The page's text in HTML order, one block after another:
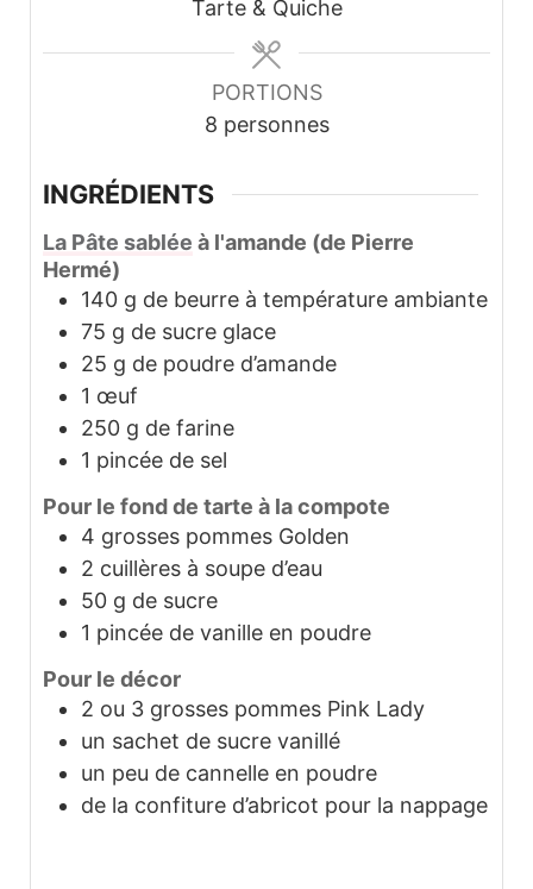
Tarte & Quiche
PORTIONS
8 personnes
INGRÉDIENTS
La Pâte sablée à l'amande (de Pierre
Hermé)
140 g de beurre à température ambiante
75 g de sucre glace
25 g de poudre d’amande
1 œuf
250 g de farine
1 pincée de sel
Pour le fond de tarte à la compote
4 grosses pommes Golden
2 cuillères à soupe d’eau
50 g de sucre
1 pincée de vanille en poudre
Pour le décor
2 ou 3 grosses pommes Pink Lady
un sachet de sucre vanillé
un peu de cannelle en poudre
de la confiture d’abricot pour la nappage